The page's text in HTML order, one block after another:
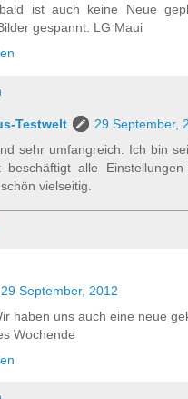
ist auch keine Neue
gespannt. LG Maui
Testwelt
29 September,
sehr umfangreich. Ich bin
beschäftigt alle
vielseitig.
29 September, 2012
haben uns auch eine neue
Wochende